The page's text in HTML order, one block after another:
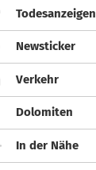
Todesanzeigen
Newsticker
Verkehr
Dolomiten
In der Nähe